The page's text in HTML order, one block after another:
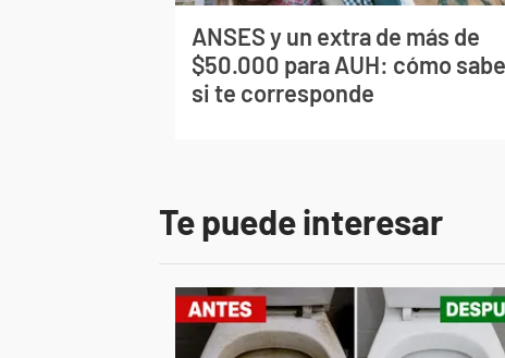
ANSES y un extra de más de
$50.000 para AUH: cómo
si te corresponde
Te puede interesar